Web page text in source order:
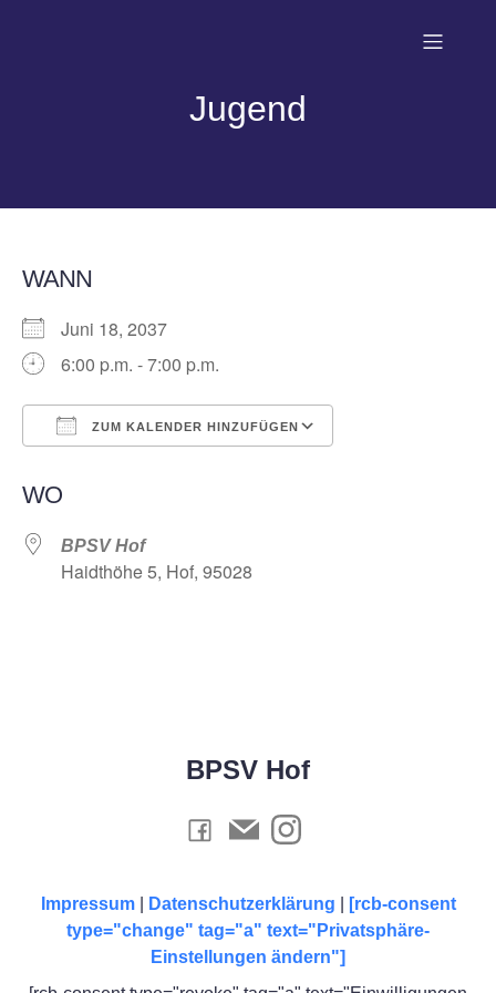
Jugend
WANN
Juni 18, 2037
6:00 p.m. - 7:00 p.m.
ZUM KALENDER HINZUFÜGEN
WO
BPSV Hof
Haidthöhe 5, Hof, 95028
BPSV Hof
Impressum Datenschutzerklärung
[rcb-consent
type="change" tag="a" text="Privatsphäre-
Einstellungen ändern"]